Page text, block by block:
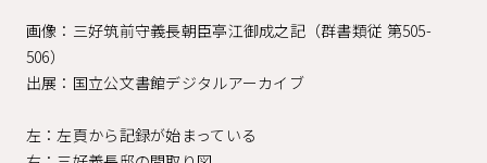
画像：三好筑前守義長朝臣亭江御成之記（群書類従 第505-
506）
出展：国立公文書館デジタルアーカイブ
左：左頁から記録が始まっている